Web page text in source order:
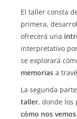
El taller consta
primera,
ofrecerá una
interpretativo
se explorará
memoriasa
La segunda
taller, donde los
cómo nos